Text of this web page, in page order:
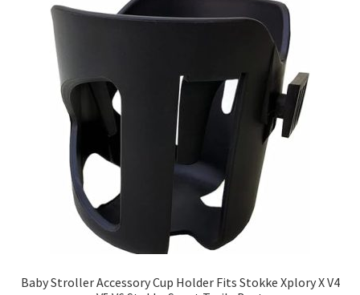
Baby Stroller Accessory Cup Holder Fits Stokke Xplory X V4